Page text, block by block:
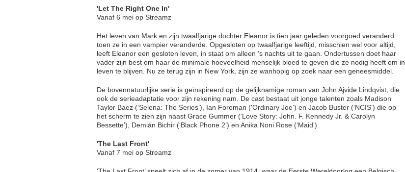
'Let The Right One In'
Vanaf 6 mei op Streamz
Het leven van Mark en zijn twaalfjarige dochter Eleanor is tien jaar geleden voorgoed veranderd
toen ze in een vampier veranderde. Opgesloten op twaalfjarige leeftijd, misschien wel voor altijd,
leeft Eleanor een gesloten leven, in staat om alleen 's nachts uit te gaan. Ondertussen doet haar
vader zijn best om haar de minimale hoeveelheid menselijk bloed te geven die ze nodig heeft om in
leven te blijven. Nu ze terug zijn in New York, zijn ze wanhopig op zoek naar een geneesmiddel.
De bovennatuurlijke serie is geïnspireerd op de gelijknamige roman van John Ajvide Lindqvist, die
ook de serieadaptatie voor zijn rekening nam. De cast bestaat uit jonge talenten zoals Madison
Taylor Baez (‘Selena: The Series’), Ian Foreman ('Ordinary Joe’) en Jacob Buster (‘NCIS’) die op
het scherm te zien zijn naast Grace Gummer (‘Love Story: John. F. Kennedy Jr. & Carolyn
Bessette’), Demián Bichir (‘Black Phone 2’) en Anika Noni Rose (‘Maid’).
'The Last Front'
Vanaf 7 mei op Streamz